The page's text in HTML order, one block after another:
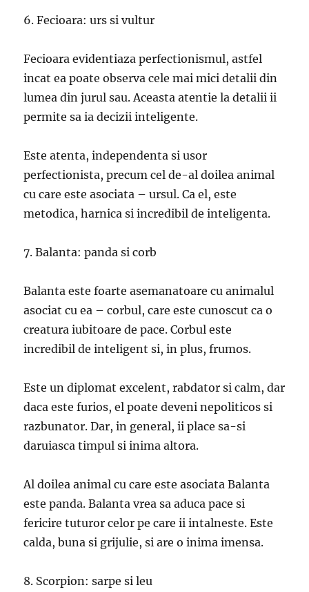
6. Fecioara: urs si vultur
Fecioara evidentiaza perfectionismul, astfel
incat ea poate observa cele mai mici detalii din
lumea din jurul sau. Aceasta atentie la detalii ii
permite sa ia decizii inteligente.
Este atenta, independenta si usor
perfectionista, precum cel de-al doilea animal
cu care este asociata – ursul. Ca el, este
metodica, harnica si incredibil de inteligenta.
7. Balanta: panda si corb
Balanta este foarte asemanatoare cu animalul
asociat cu ea – corbul, care este cunoscut ca o
creatura iubitoare de pace. Corbul este
incredibil de inteligent si, in plus, frumos.
Este un diplomat excelent, rabdator si calm, dar
daca este furios, el poate deveni nepoliticos si
razbunator. Dar, in general, ii place sa-si
daruiasca timpul si inima altora.
Al doilea animal cu care este asociata Balanta
este panda. Balanta vrea sa aduca pace si
fericire tuturor celor pe care ii intalneste. Este
calda, buna si grijulie, si are o inima imensa.
8. Scorpion: sarpe si leu